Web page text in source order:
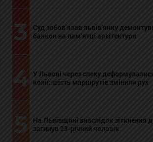
3
Суд зобов’язав львів’янку
балкон на пам’ятці архітектури
4 У Львові через спеку
колії: шість маршрутів змінили рух
5
На Львівщині внаслідок зіткнення
загинув 23-річний чоловік